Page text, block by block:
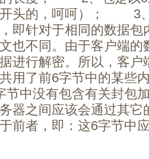
开头的，呵呵）； 3
即针对于相同的数据
也不同。由于客户端
进行解密。所以，客
用了前6字节中的某些
节中没有包含有关封包
器之间应该会通过其它
前者，即：这6字节中